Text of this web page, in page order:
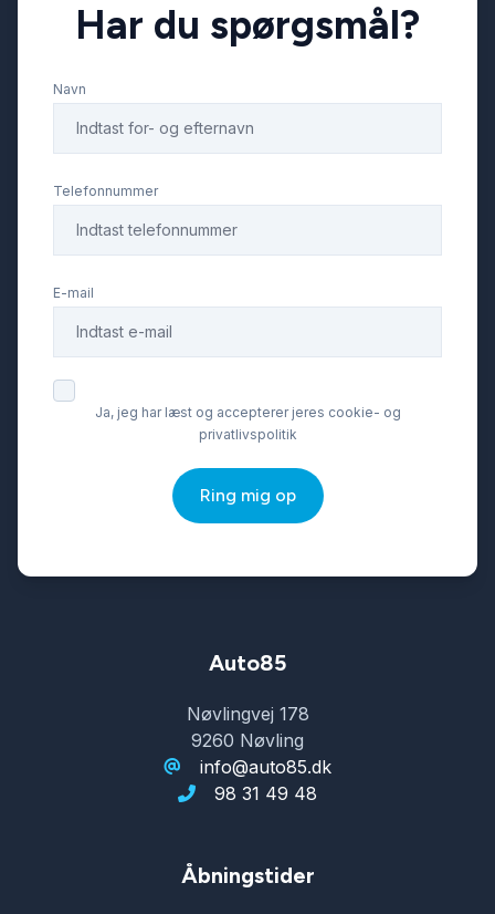
splitbagsæde
stemmebetjening
træthedsregistrering
tågelygter
udvendig temperaturmåler
USB-A tilslutning
vognbaneassistent
Har du spørgsmål?
Navn
Telefonnummer
E-mail
Ja, jeg har læst og accepterer jeres cookie- og
privatlivspolitik
Ring mig op
Auto85
Nøvlingvej 178
9260 Nøvling
info@auto85.dk
98 31 49 48
Åbningstider